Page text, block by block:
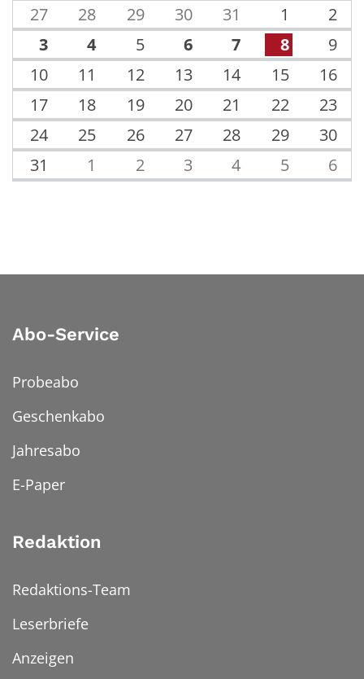
27
28 29 30 31 1
2
3
4 5 6 7 8
9
10
11 12 13 14 15
16
17
18 19 20 21 22
23
24
25 26 27 28 29
30
31
1 2 3 4 5 6
Abo-Service
Probeabo
Geschenkabo
Jahresabo
E-Paper
Redaktion
Redaktions-Team
Leserbriefe
Anzeigen